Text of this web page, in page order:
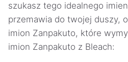
szukasz tego idealnego
przemawia do twojej duszy,
imion Zanpakuto, które
imion Zanpakuto z Bleach: